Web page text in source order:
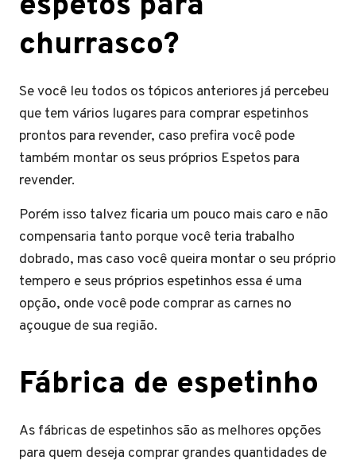
churrasco?
Se você leu todos os tópicos anteriores já percebeu
que tem vários lugares para comprar espetinhos
prontos para revender, caso prefira você pode
também montar os seus próprios Espetos para
revender.
Porém isso talvez ficaria um pouco mais caro e não
compensaria tanto porque você teria trabalho
dobrado, mas caso você queira montar o seu próprio
tempero e seus próprios espetinhos essa é uma
opção, onde você pode comprar as carnes no
açougue de sua região.
Fábrica de espetinho
As fábricas de espetinhos são as melhores opções
para quem deseja comprar grandes quantidades de